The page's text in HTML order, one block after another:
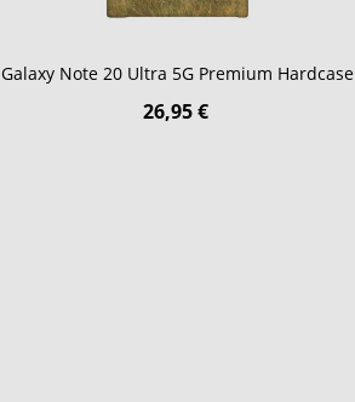
Galaxy Note 20 Ultra 5G Premium Hardcase
26,95 €